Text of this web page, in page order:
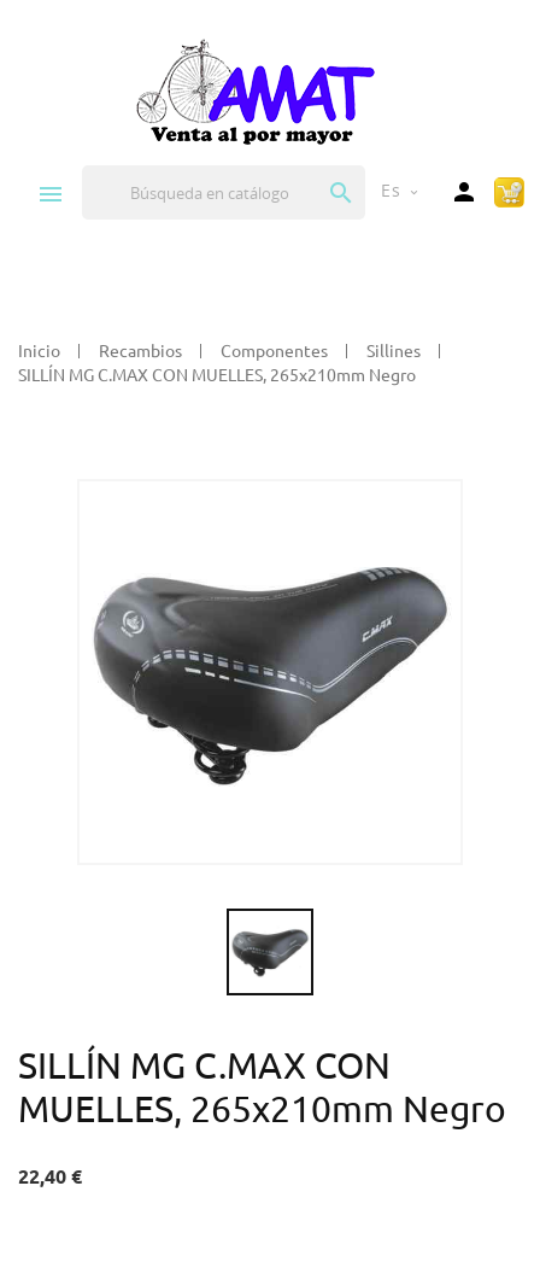
 Es expand_more 
Inicio Recambios Componentes
Sillines
SILLÍN MG C.MAX CON MUELLES, 265x210mm Negro
SILLÍN MG C.MAX CON
MUELLES, 265x210mm Negro
22,40 €